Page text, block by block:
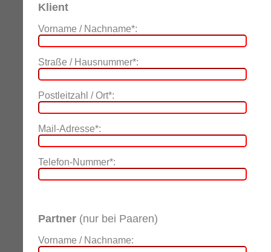
Klient
Vorname / Nachname*:
Straße / Hausnummer*:
Postleitzahl / Ort*:
Mail-Adresse*:
Telefon-Nummer*:
Partner (nur bei Paaren)
Vorname / Nachname: